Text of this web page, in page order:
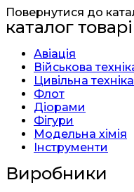
Повернутися до
каталог
Авіація
Військова
Цивільна техніка
Флот
Діорами
Фігури
Модельна хімія
Інструменти
Виробники